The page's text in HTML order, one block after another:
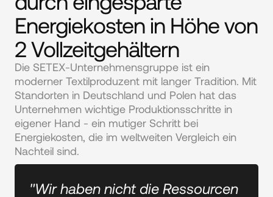
Energiekosten in Höhe von
2 Vollzeitgehältern
Die SETEX-Unternehmensgruppe ist ein
moderner Textilproduzent mit langer Tradition. Mit
Standorten in Deutschland und Polen hat das
Unternehmen wichtige Produktionsschritte in
eigener Hand - ein mutiger Schritt bei
Energiekosten, die im weltweiten Vergleich ein
Nachteil sind.
"Wir haben nicht die Ressourcen